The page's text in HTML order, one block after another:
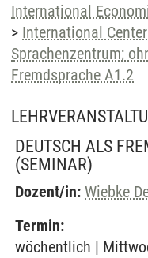
International
> International
Sprachenzentrum;
Fremdsprache A1.2
DEUTSCH ALS
(SEMINAR)
Dozent/in: Wiebke
Termin:
wöchentlich |